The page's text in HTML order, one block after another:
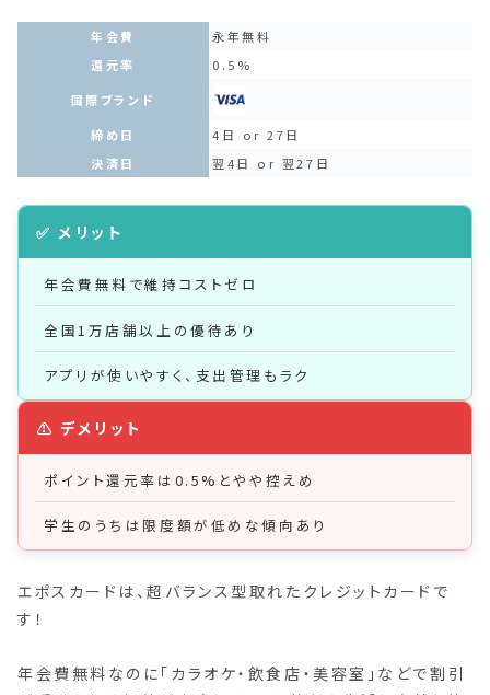
年会費
永年無料
還元率
0.5%
国際ブランド
締め日
4日 or 27日
決済日
翌4日 or 翌27日
年会費無料で維持コストゼロ
全国1万店舗以上の優待あり
アプリが使いやすく、支出管理もラク
ポイント還元率は0.5%とやや控えめ
学生のうちは限度額が低めな傾向あり
エポスカードは、超バランス型取れたクレジットカードで
す！
年会費無料なのに「カラオケ・飲食店・美容室」などで割引